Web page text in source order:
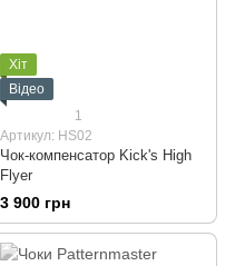
Хіт
Відео
1
Артикул: HS02
Чок-компенсатор Kick's High
Flyer
3 900 грн